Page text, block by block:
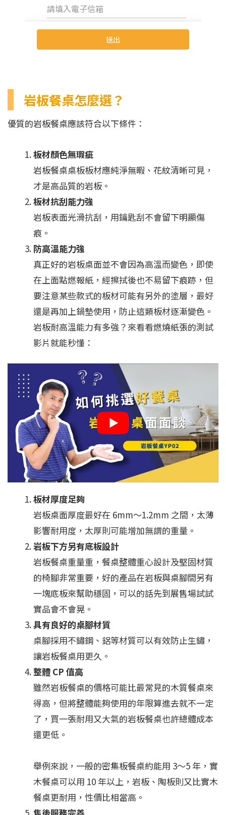
岩板餐桌怎麼選？
優質的岩板餐桌應該符合以下條件：
板材顏色無瑕疵
岩板餐桌桌板板材應純淨無暇、花紋清晰可見，
才是高品質的岩板。
板材抗刮能力強
岩板表面光滑抗刮，用鑰匙刮不會留下明顯傷
痕。
防高溫能力強
真正好的岩板桌面並不會因為高溫而變色，即使
在上面點燃報紙，經擦拭後也不易留下痕跡，但
要注意某些款式的板材可能有另外的塗層，最好
還是再加上鍋墊使用，防止這類板材逐漸變色。
岩板耐高溫能力有多強？來看看燃燒紙張的測試
影片就能秒懂：
板材厚度足夠
岩板桌面厚度最好在 6mm～1.2mm 之間，太薄
影響耐用度，太厚則可能增加無謂的重量。
岩板下方另有底板設計
岩板餐桌重量重，餐桌整體重心設計及堅固材質
的椅腳非常重要，好的產品在岩板與桌腳間另有
一塊底板來幫助穩固，可以的話先到展售場試試
實品會不會晃。
具有良好的桌腳材質
桌腳採用不鏽鋼、鋁等材質可以有效防止生鏽，
讓岩板餐桌用更久。
整體 CP 值高
雖然岩板餐桌的價格可能比最常見的木質餐桌來
得高，但將整體能夠使用的年限算進去就不一定
了，買一張耐用又大氣的岩板餐桌也許總體成本
還更低。
舉例來說，一般的密集板餐桌約能用 3～5 年，實
木餐桌可以用 10 年以上，岩板、陶板則又比實木
餐桌更耐用，性價比相當高。